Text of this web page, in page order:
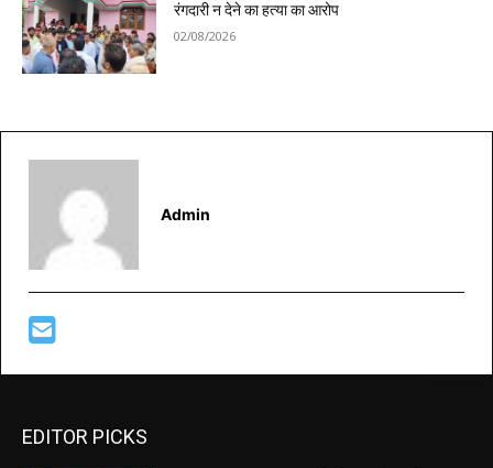
रंगदारी न देने का हत्या का आरोप
02/08/2026
Admin
EDITOR PICKS